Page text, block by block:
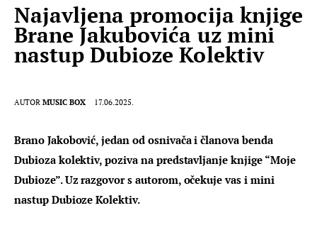
Najavljena promocija knjige
Brane Jakubovića uz mini
nastup Dubioze Kolektiv
AUTOR MUSIC BOX 17.06.2025.
Brano Jakobović, jedan od osnivača i članova benda
Dubioza kolektiv, poziva na predstavljanje knjige “Moje
Dubioze”. Uz razgovor s autorom, očekuje vas i mini
nastup Dubioze Kolektiv.